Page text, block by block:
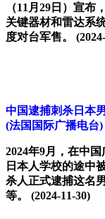
（11月29日）宣
关键器材和雷达系
度对台军售。
中国逮捕刺杀日本
(法国国际广播电台)
2024年9月，在中
日本人学校的途中
杀人正式逮捕这名
等。 (2024-11-30)